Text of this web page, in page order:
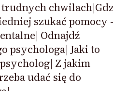
trudnych
szukać pomocy
Odnajdź
psychologa| Jaki to
Z jakim
udać się do